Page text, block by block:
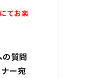
てお楽
の質問
ー宛